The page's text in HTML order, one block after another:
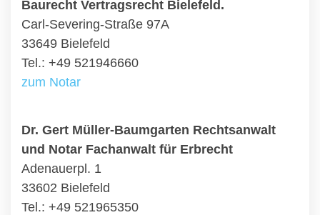
Baurecht Vertragsrecht Bielefeld.
Carl-Severing-Straße 97A
33649 Bielefeld
Tel.: +49 521946660
zum Notar
Dr. Gert Müller-Baumgarten Rechtsanwalt
und Notar Fachanwalt für Erbrecht
Adenauerpl. 1
33602 Bielefeld
Tel.: +49 521965350